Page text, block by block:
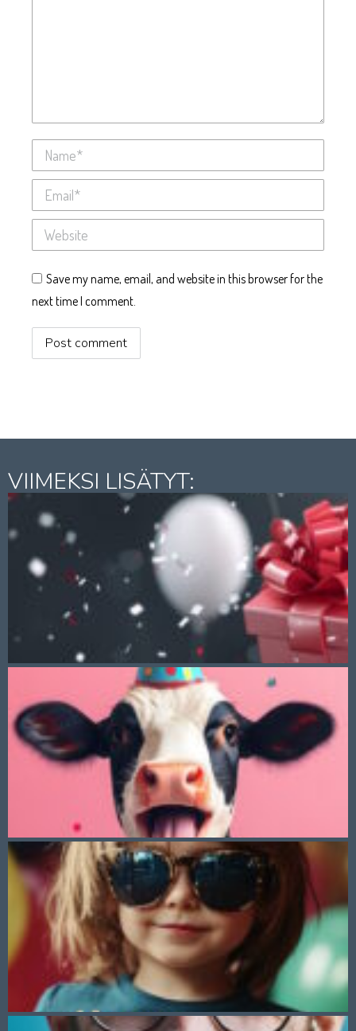
Name *
Email *
Website
Save my name, email, and website in this browser for the
next time I comment.
Post comment
VIIMEKSI LISÄTYT: